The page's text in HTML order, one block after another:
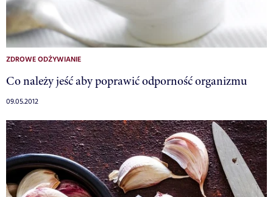
ZDROWE ODŻYWIANIE
Co należy jeść aby poprawić odporność organizmu
09.05.2012